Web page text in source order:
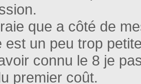
que a côté de
est un peu trop
connu le 8 je
premier coût.